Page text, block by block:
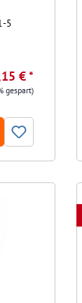
5
€ *
gespart)